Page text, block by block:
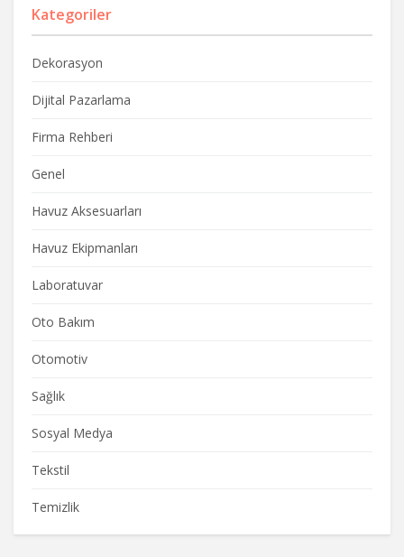
Kategoriler
Dekorasyon
Dijital Pazarlama
Firma Rehberi
Genel
Havuz Aksesuarları
Havuz Ekipmanları
Laboratuvar
Oto Bakım
Otomotiv
Sağlık
Sosyal Medya
Tekstil
Temizlik